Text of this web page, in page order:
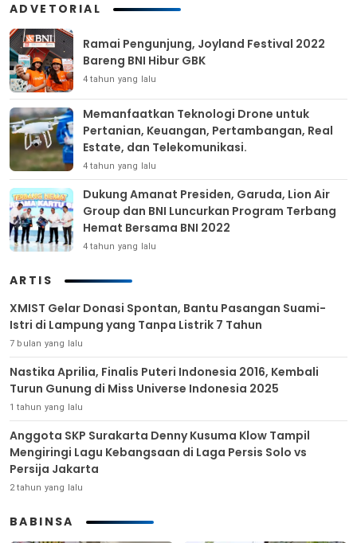
ADVETORIAL
Ramai Pengunjung, Joyland Festival 2022
Bareng BNI Hibur GBK
4 tahun yang lalu
Memanfaatkan Teknologi Drone untuk
Pertanian, Keuangan, Pertambangan, Real
Estate, dan Telekomunikasi.
4 tahun yang lalu
Dukung Amanat Presiden, Garuda, Lion Air
Group dan BNI Luncurkan Program Terbang
Hemat Bersama BNI 2022
4 tahun yang lalu
ARTIS
XMIST Gelar Donasi Spontan, Bantu Pasangan Suami-
Istri di Lampung yang Tanpa Listrik 7 Tahun
7 bulan yang lalu
Nastika Aprilia, Finalis Puteri Indonesia 2016, Kembali
Turun Gunung di Miss Universe Indonesia 2025
1 tahun yang lalu
Anggota SKP Surakarta Denny Kusuma Klow Tampil
Mengiringi Lagu Kebangsaan di Laga Persis Solo vs
Persija Jakarta
2 tahun yang lalu
BABINSA